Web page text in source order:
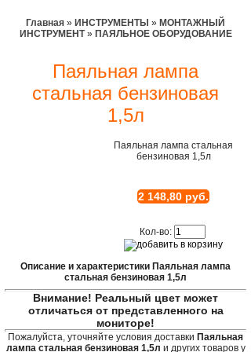
Главная » ИНСТРУМЕНТЫ » МОНТАЖНЫЙ
ИНСТРУМЕНТ» ПАЯЛЬНОЕ ОБОРУДОВАНИЕ
Паяльная лампа
стальная бензиновая
1,5л
Паяльная лампа стальная
бензиновая 1,5л
2 148,80 руб.
Кол-во:
Описание и характеристики Паяльная лампа
стальная бензиновая 1,5л
Внимание! Реальный цвет может
отличаться от представленного на
мониторе!
Пожалуйста, уточняйте условия доставки Паяльная
лампа стальная бензиновая 1,5л и других товаров у